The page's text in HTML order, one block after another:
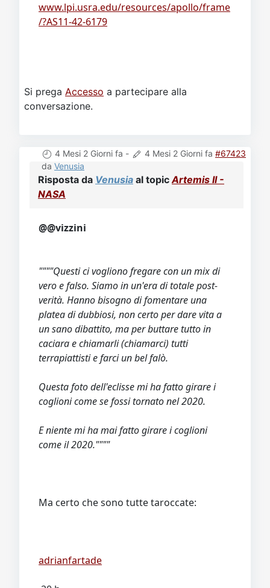
www.lpi.usra.edu/resources/apollo/frame
/?AS11-42-6179
Si prega Accesso a partecipare alla
conversazione.
4 Mesi 2 Giorni fa - 4 Mesi 2 Giorni fa #67423
da Venusia
Risposta da Venusia al topicArtemis II -
NASA
@@vizzini
""""Questi ci vogliono fregare con un mix di
vero e falso. Siamo in un'era di totale post-
verità. Hanno bisogno di fomentare una
platea di dubbiosi, non certo per dare vita a
un sano dibattito, ma per buttare tutto in
caciara e chiamarli (chiamarci) tutti
terrapiattisti e farci un bel falò.
Questa foto dell'eclisse mi ha fatto girare i
coglioni come se fossi tornato nel 2020.
E niente mi ha mai fatto girare i coglioni
come il 2020.""""
Ma certo che sono tutte taroccate:
adrianfartade